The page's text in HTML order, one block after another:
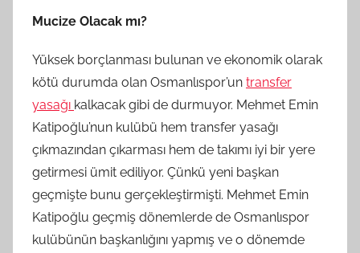
Mucize Olacak mı?
Yüksek borçlanması bulunan ve ekonomik olarak
kötü durumda olan Osmanlıspor’un transfer
yasağı kalkacak gibi de durmuyor. Mehmet Emin
Katipoğlu’nun kulübü hem transfer yasağı
çıkmazından çıkarması hem de takımı iyi bir yere
getirmesi ümit ediliyor. Çünkü yeni başkan
geçmişte bunu gerçekleştirmişti. Mehmet Emin
Katipoğlu geçmiş dönemlerde de Osmanlıspor
kulübünün başkanlığını yapmış ve o dönemde